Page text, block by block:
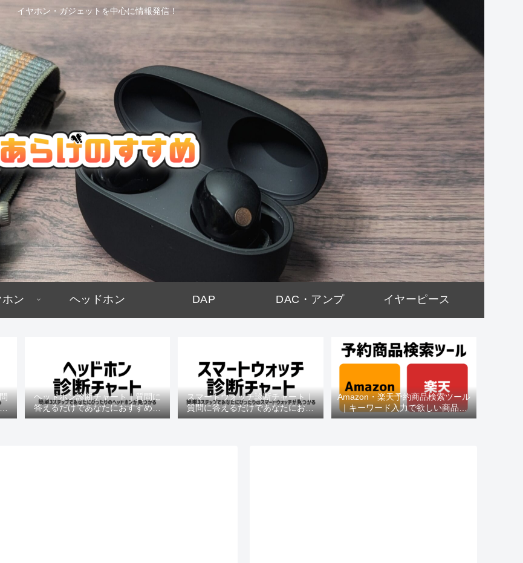
イヤホン・ガジェットを中心に情報発信！
ン ヘッドホン DAP DAC・アンプ イヤーピース
ヘッドホン診断チャート｜質問に
答えるだけであなたにおすすめの
機種がわかる
スマートウォッチ診断チャート｜
質問に答えるだけであなたにおす
すめの機種がわかる
Amazon・楽天予約商品検索ツール
｜キーワード入力で欲しい商品を
即チェック